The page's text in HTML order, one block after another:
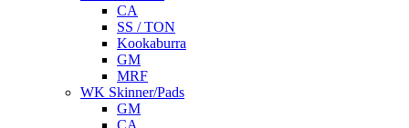
CA
SS / TON
Kookaburra
GM
MRF
WK Skinner/Pads
GM
CA